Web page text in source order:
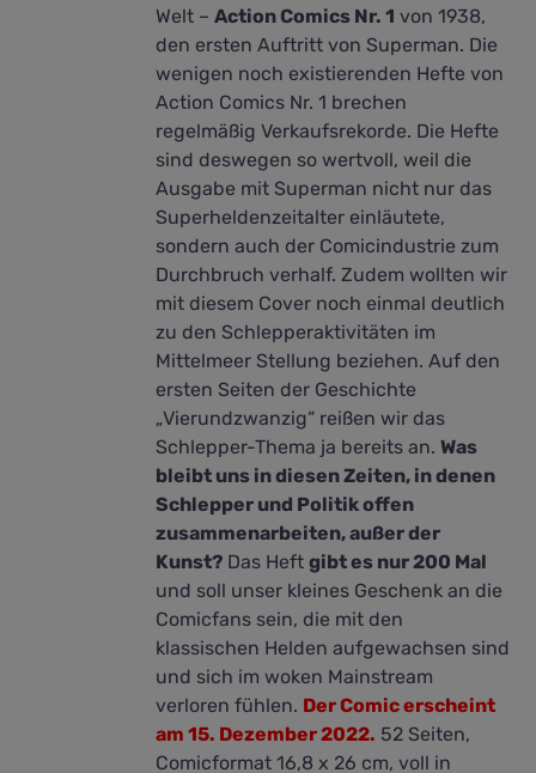
Welt –Action Comics Nr. 1 von 1938,
den ersten Auftritt von Superman. Die
wenigen noch existierenden Hefte von
Action Comics Nr. 1 brechen
regelmäßig Verkaufsrekorde. Die Hefte
sind deswegen so wertvoll, weil die
Ausgabe mit Superman nicht nur das
Superheldenzeitalter einläutete,
sondern auch der Comicindustrie zum
Durchbruch verhalf. Zudem wollten wir
mit diesem Cover noch einmal deutlich
zu den Schlepperaktivitäten im
Mittelmeer Stellung beziehen. Auf den
ersten Seiten der Geschichte
„Vierundzwanzig“ reißen wir das
Schlepper-Thema ja bereits an.Was
bleibt uns in diesen Zeiten, in denen
Schlepper und Politik offen
zusammenarbeiten, außer der
Kunst? Das Heftgibt es nur 200 Mal
und soll unser kleines Geschenk an die
Comicfans sein, die mit den
klassischen Helden aufgewachsen sind
und sich im woken Mainstream
verloren fühlen. Der Comic erscheint
am 15. Dezember 2022. 52 Seiten,
Comicformat 16,8 x 26 cm, voll in